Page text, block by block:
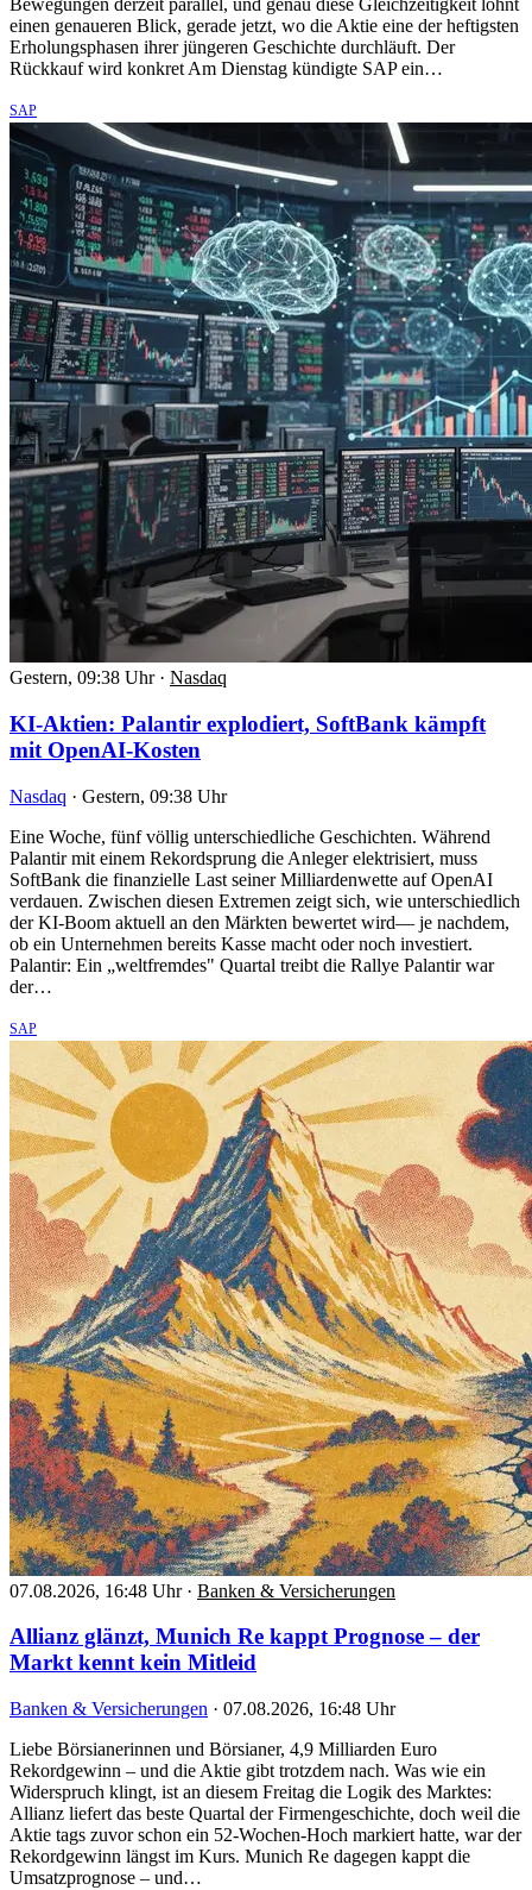
Bewegungen derzeit parallel, und genau diese Gleichzeitigkeit lohnt
einen genaueren Blick, gerade jetzt, wo die Aktie eine der heftigsten
Erholungsphasen ihrer jüngeren Geschichte durchläuft. Der
Rückkauf wird konkret Am Dienstag kündigte SAP ein…
SAP
Gestern, 09:38 Uhr · Nasdaq
KI-Aktien: Palantir explodiert, SoftBank kämpft
mit OpenAI-Kosten
Nasdaq · Gestern, 09:38 Uhr
Eine Woche, fünf völlig unterschiedliche Geschichten. Während
Palantir mit einem Rekordsprung die Anleger elektrisiert, muss
SoftBank die finanzielle Last seiner Milliardenwette auf OpenAI
verdauen. Zwischen diesen Extremen zeigt sich, wie unterschiedlich
der KI-Boom aktuell an den Märkten bewertet wird— je nachdem,
ob ein Unternehmen bereits Kasse macht oder noch investiert.
Palantir: Ein „weltfremdes" Quartal treibt die Rallye Palantir war
der…
SAP
07.08.2026, 16:48 Uhr · Banken & Versicherungen
Allianz glänzt, Munich Re kappt Prognose – der
Markt kennt kein Mitleid
Banken & Versicherungen · 07.08.2026, 16:48 Uhr
Liebe Börsianerinnen und Börsianer, 4,9 Milliarden Euro
Rekordgewinn – und die Aktie gibt trotzdem nach. Was wie ein
Widerspruch klingt, ist an diesem Freitag die Logik des Marktes:
Allianz liefert das beste Quartal der Firmengeschichte, doch weil die
Aktie tags zuvor schon ein 52-Wochen-Hoch markiert hatte, war der
Rekordgewinn längst im Kurs. Munich Re dagegen kappt die
Umsatzprognose – und…